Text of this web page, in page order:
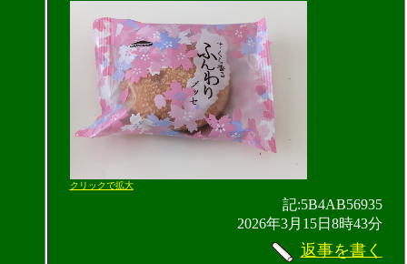
クリックで拡大
記:5B4AB56935
2026年3月15日8時43分
返事を書く